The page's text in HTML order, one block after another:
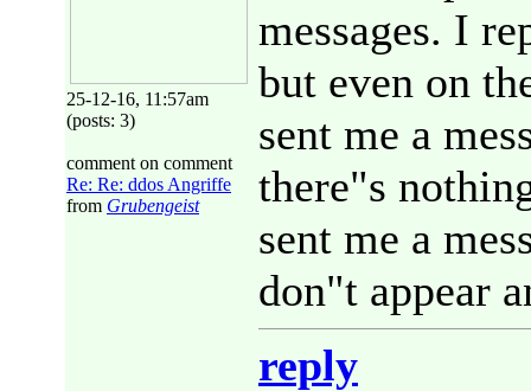
25-12-16, 11:57am
(posts: 3)
comment on comment
Re: Re: ddos Angriffe
from Grubengeist
messages. I
but even on
sent me a
there"s
sent me a
don"t appear
reply